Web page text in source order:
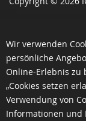
Wir verwenden
persönliche
Online-Erlebnis zu
„Cookies setzen
Verwendung von
Informationen und